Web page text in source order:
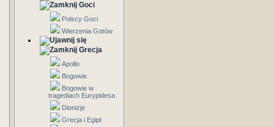
Goci
Polscy Goci
Wierzenia Gotów
Grecja
Apollo
Bogowie
Bogowie w
tragediach Eurypidesa
Dionizje
Grecja i Egipt